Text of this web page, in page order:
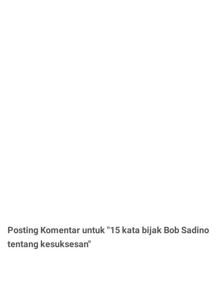
Posting Komentar untuk "15 kata bijak Bob Sadino
tentang kesuksesan"